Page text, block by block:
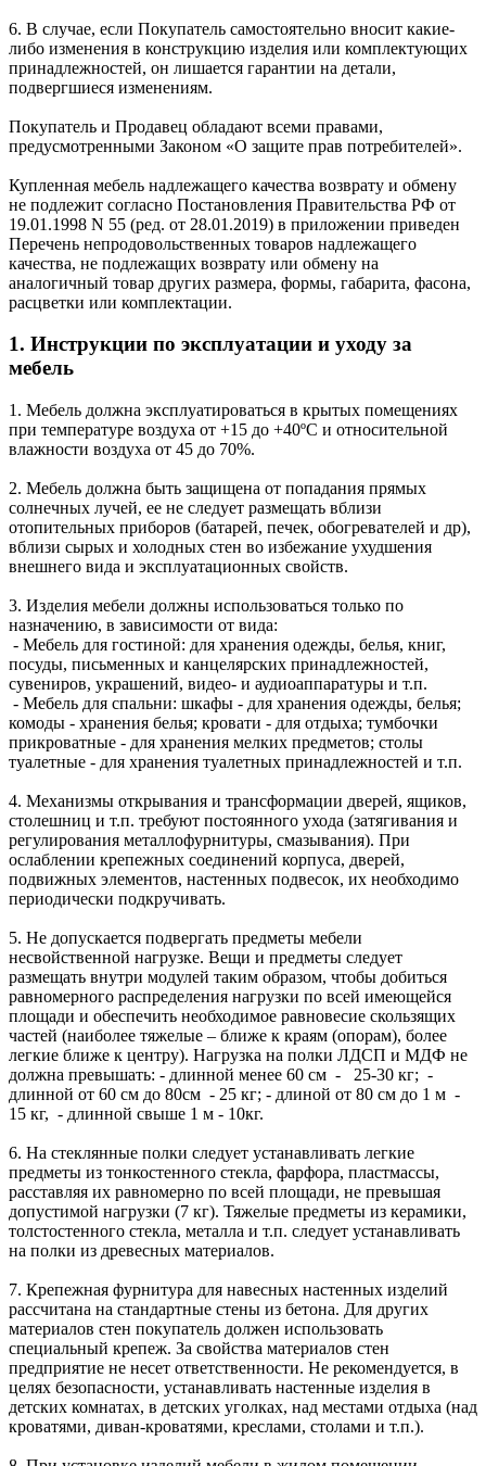
6. В случае, если Покупатель самостоятельно вносит какие-
либо изменения в конструкцию изделия или комплектующих
принадлежностей, он лишается гарантии на детали,
подвергшиеся изменениям.
Покупатель и Продавец обладают всеми правами,
предусмотренными Законом «О защите прав потребителей».
Купленная мебель надлежащего качества возврату и обмену
не подлежит согласно Постановления Правительства РФ от
19.01.1998 N 55 (ред. от 28.01.2019) в приложении приведен
Перечень непродовольственных товаров надлежащего
качества, не подлежащих возврату или обмену на
аналогичный товар других размера, формы, габарита, фасона,
расцветки или комплектации.
1. Инструкции по эксплуатации и уходу за
мебель
1. Мебель должна эксплуатироваться в крытых помещениях
при температуре воздуха от +15 до +40ºС и относительной
влажности воздуха от 45 до 70%.
2. Мебель должна быть защищена от попадания прямых
солнечных лучей, ее не следует размещать вблизи
отопительных приборов (батарей, печек, обогревателей и др),
вблизи сырых и холодных стен во избежание ухудшения
внешнего вида и эксплуатационных свойств.
3. Изделия мебели должны использоваться только по
назначению, в зависимости от вида:
- Мебель для гостиной: для хранения одежды, белья, книг,
посуды, письменных и канцелярских принадлежностей,
сувениров, украшений, видео- и аудиоаппаратуры и т.п.
- Мебель для спальни: шкафы - для хранения одежды, белья;
комоды - хранения белья; кровати - для отдыха; тумбочки
прикроватные - для хранения мелких предметов; столы
туалетные - для хранения туалетных принадлежностей и т.п.
4. Механизмы открывания и трансформации дверей, ящиков,
столешниц и т.п. требуют постоянного ухода (затягивания и
регулирования металлофурнитуры, смазывания). При
ослаблении крепежных соединений корпуса, дверей,
подвижных элементов, настенных подвесок, их необходимо
периодически подкручивать.
5. Не допускается подвергать предметы мебели
несвойственной нагрузке. Вещи и предметы следует
размещать внутри модулей таким образом, чтобы добиться
равномерного распределения нагрузки по всей имеющейся
площади и обеспечить необходимое равновесие скользящих
частей (наиболее тяжелые – ближе к краям (опорам), более
легкие ближе к центру). Нагрузка на полки ЛДСП и МДФ не
должна превышать: - длинной менее 60 см - 25-30 кг; -
длинной от 60 см до 80см - 25 кг; - длиной от 80 см до 1 м -
15 кг, - длинной свыше 1 м - 10кг.
6. На стеклянные полки следует устанавливать легкие
предметы из тонкостенного стекла, фарфора, пластмассы,
расставляя их равномерно по всей площади, не превышая
допустимой нагрузки (7 кг). Тяжелые предметы из керамики,
толстостенного стекла, металла и т.п. следует устанавливать
на полки из древесных материалов.
7. Крепежная фурнитура для навесных настенных изделий
рассчитана на стандартные стены из бетона. Для других
материалов стен покупатель должен использовать
специальный крепеж. За свойства материалов стен
предприятие не несет ответственности. Не рекомендуется, в
целях безопасности, устанавливать настенные изделия в
детских комнатах, в детских уголках, над местами отдыха (над
кроватями, диван-кроватями, креслами, столами и т.п.).